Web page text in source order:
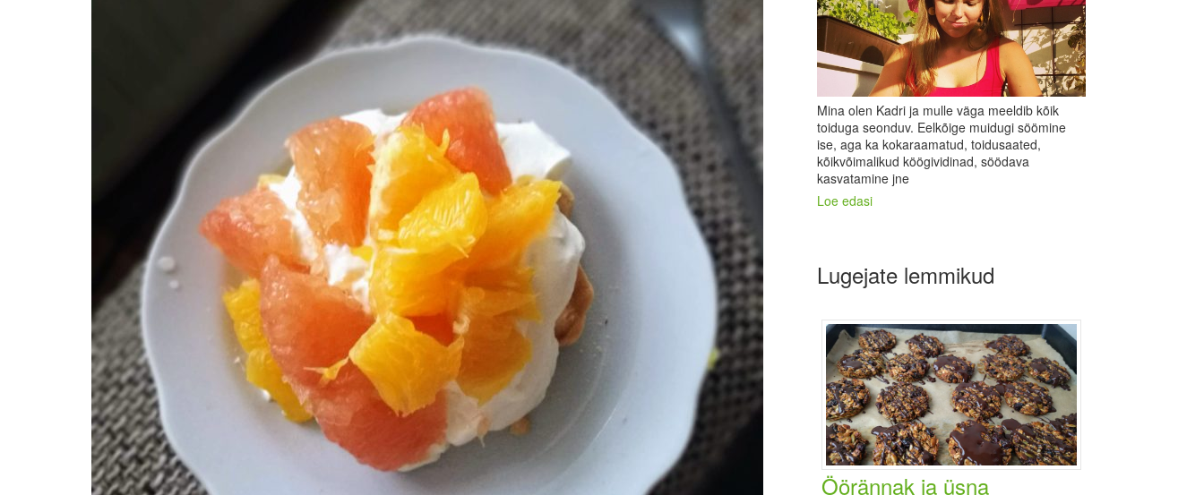
Mina olen Kadri ja mulle väga meeldib kõik
toiduga seonduv. Eelkõige muidugi söömine
ise, aga ka kokaraamatud, toidusaated,
kõikvõimalikud köögividinad, söödava
kasvatamine jne
Loe edasi
Lugejate lemmikud
Öörännak ja üsna